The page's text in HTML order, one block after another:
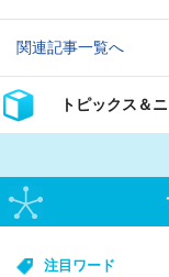
関連記事一覧へ
トピックス＆
注目ワード